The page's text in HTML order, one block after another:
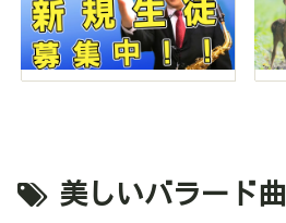
美しいバラード曲